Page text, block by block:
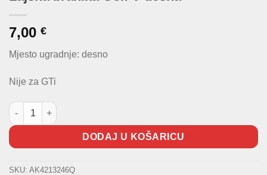
7,00 €
Mjesto ugradnje: desno
Nije za GTi
Lajsna branika Golf V desna količina
DODAJ U KOŠARICU
SKU: AK4213246Q